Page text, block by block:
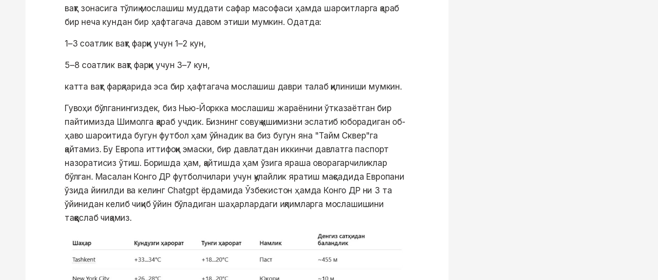
вақт зонасига тўлиқ мослашиш муддати сафар масофаси ҳамда шароитларга қараб
бир неча кундан бир ҳафтагача давом этиши мумкин. Одатда:
1–3 соатлик вақт фарқи учун 1–2 кун,
5–8 соатлик вақт фарқи учун 3–7 кун,
катта вақт фарқларида эса бир ҳафтагача мослашиш даври талаб қилиниши мумкин.
Гувоҳи бўлганингиздек, биз Нью-Йоркка мослашиш жараёнини ўтказаётган бир
пайтимизда Шимолга қараб учдик. Бизнинг совуқ қишимизни эслатиб юборадиган об-
ҳаво шароитида бугун футбол ҳам ўйнадик ва биз бугун яна "Тайм Сквер"га
қайтамиз. Бу Европа иттифоқи эмаски, бир давлатдан иккинчи давлатга паспорт
назоратисиз ўтиш. Боришда ҳам, қайтишда ҳам ўзига яраша оворагарчиликлар
бўлган. Масалан Конго ДР футболчилари учун қулайлик яратиш мақсадида Европани
ўзида йиғилди ва келинг Chatgpt ёрдамида Ўзбекистон ҳамда Конго ДР ни 3 та
ўйинидан келиб чиқиб ўйин бўладиган шаҳарлардаги иқлимларга мослашишини
таққослаб чиқамиз.